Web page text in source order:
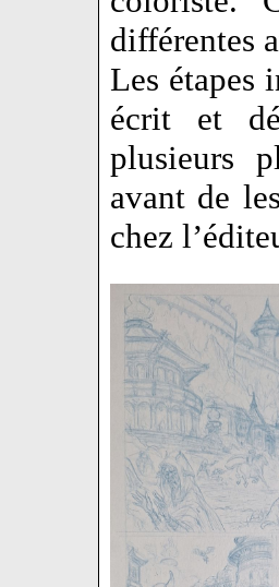
différentes
Les étapes
écrit et
plusieurs
avant de
chez